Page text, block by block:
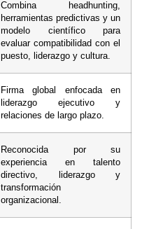
Combina headhunting,
herramientas predictivas y un
modelo científico para
evaluar compatibilidad con el
puesto, liderazgo y cultura.
Firma global enfocada en
liderazgo ejecutivo y
relaciones de largo plazo.
Reconocida por su
experiencia en talento
directivo, liderazgo y
transformación
organizacional.